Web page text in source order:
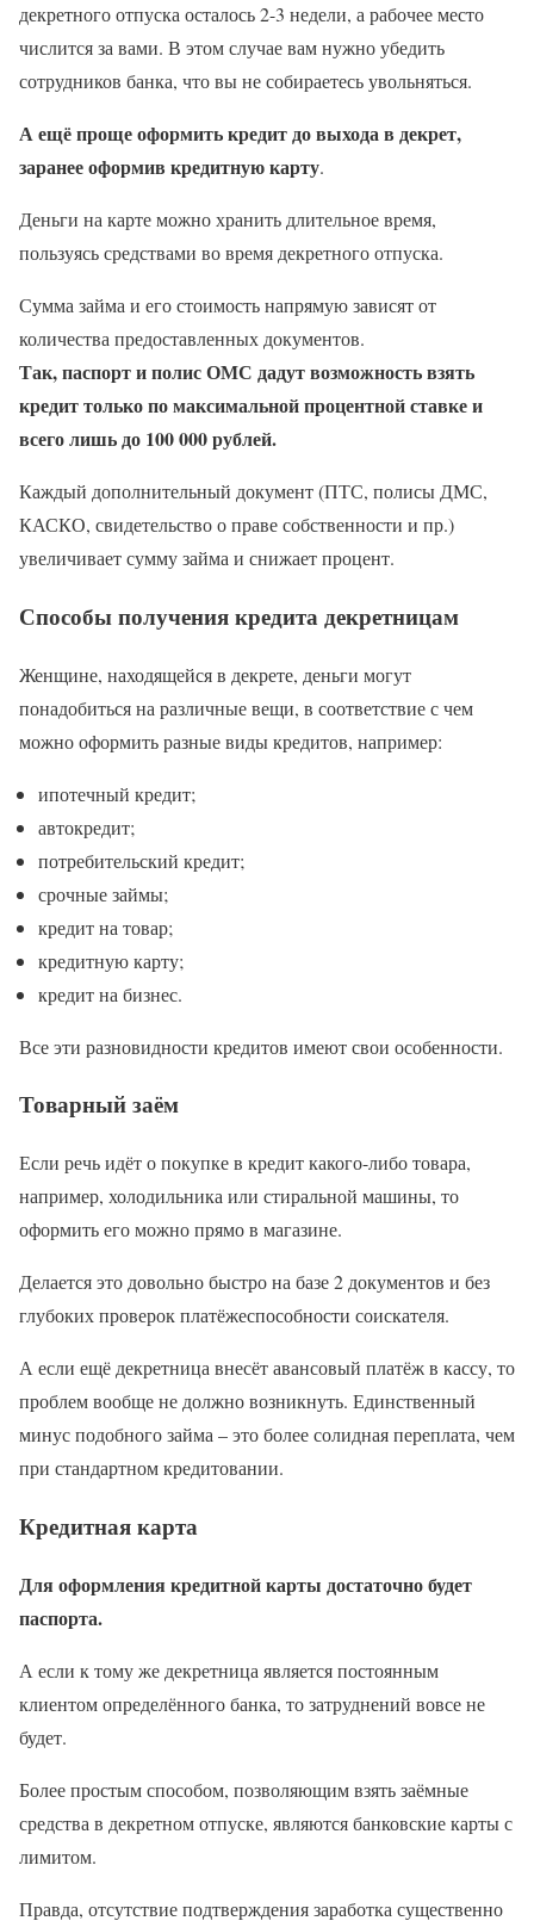
декретного отпуска осталось 2-3 недели, а рабочее место
числится за вами. В этом случае вам нужно убедить
сотрудников банка, что вы не собираетесь увольняться.
А ещё проще оформить кредит до выхода в декрет,
заранее оформив кредитную карту.
Деньги на карте можно хранить длительное время,
пользуясь средствами во время декретного отпуска.
Сумма займа и его стоимость напрямую зависят от
количества предоставленных документов.
Так, паспорт и полис ОМС дадут возможность взять
кредит только по максимальной процентной ставке и
всего лишь до 100 000 рублей.
Каждый дополнительный документ (ПТС, полисы ДМС,
КАСКО, свидетельство о праве собственности и пр.)
увеличивает сумму займа и снижает процент.
Способы получения кредита декретницам
Женщине, находящейся в декрете, деньги могут
понадобиться на различные вещи, в соответствие с чем
можно оформить разные виды кредитов, например:
ипотечный кредит;
автокредит;
потребительский кредит;
срочные займы;
кредит на товар;
кредитную карту;
кредит на бизнес.
Все эти разновидности кредитов имеют свои особенности.
Товарный заём
Если речь идёт о покупке в кредит какого-либо товара,
например, холодильника или стиральной машины, то
оформить его можно прямо в магазине.
Делается это довольно быстро на базе 2 документов и без
глубоких проверок платёжеспособности соискателя.
А если ещё декретница внесёт авансовый платёж в кассу, то
проблем вообще не должно возникнуть. Единственный
минус подобного займа – это более солидная переплата, чем
при стандартном кредитовании.
Кредитная карта
Для оформления кредитной карты достаточно будет
паспорта.
А если к тому же декретница является постоянным
клиентом определённого банка, то затруднений вовсе не
будет.
Более простым способом, позволяющим взять заёмные
средства в декретном отпуске, являются банковские карты с
лимитом.
Правда, отсутствие подтверждения заработка существенно